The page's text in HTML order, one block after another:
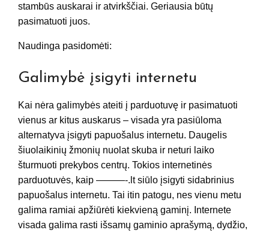
stambūs auskarai ir atvirkščiai. Geriausia būtų
pasimatuoti juos.
Naudinga pasidomėti:
Galimybė įsigyti internetu
Kai nėra galimybės ateiti į parduotuvę ir pasimatuoti
vienus ar kitus auskarus – visada yra pasiūloma
alternatyva įsigyti papuošalus internetu. Daugelis
šiuolaikinių žmonių nuolat skuba ir neturi laiko
šturmuoti prekybos centrų. Tokios internetinės
parduotuvės, kaip ———-.lt siūlo įsigyti sidabrinius
papuošalus internetu. Tai itin patogu, nes vienu metu
galima ramiai apžiūrėti kiekvieną gaminį. Internete
visada galima rasti išsamų gaminio aprašymą, dydžio,